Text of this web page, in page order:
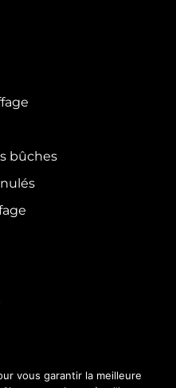
bûches
vous garantir la meilleure